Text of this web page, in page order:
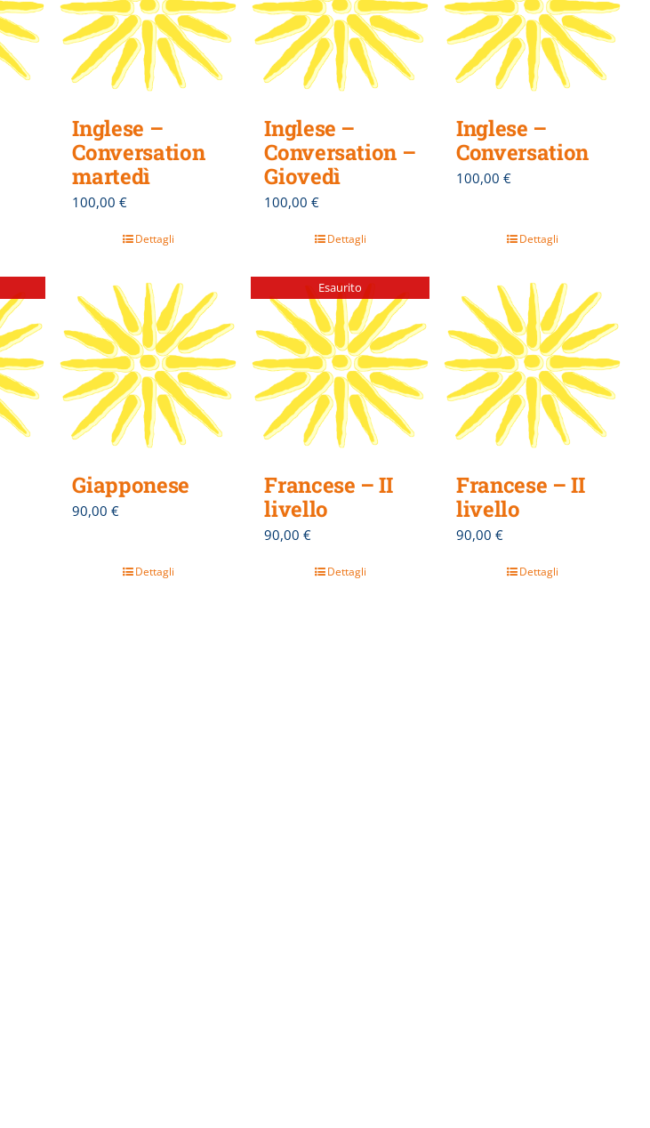
Inglese –
Conversation
martedì
100,00€
Dettagli
Inglese –
Conversation –
Giovedì
100,00€
Dettagli
Inglese –
Conversation
100,00€
Dettagli
Giapponese
90,00€
Dettagli
Esaurito
Francese – II
livello
90,00€
Dettagli
Francese – II
livello
90,00€
Dettagli